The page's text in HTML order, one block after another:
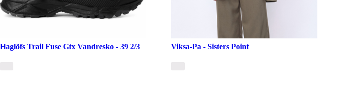
Haglöfs Trail Fuse Gtx Vandresko - 39 2/3 Viksa-Pa - Sisters Point